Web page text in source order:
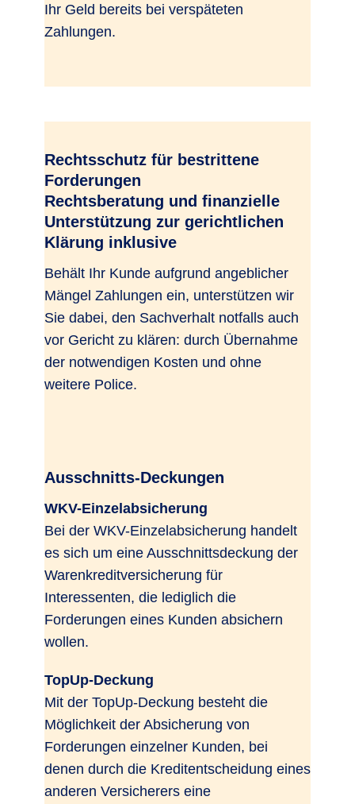
Ihr Geld bereits bei verspäteten
Zahlungen.
Rechtsschutz für bestrittene
Forderungen
Rechtsberatung und finanzielle
Unterstützung zur gerichtlichen
Klärung inklusive
Behält Ihr Kunde aufgrund angeblicher
Mängel Zahlungen ein, unterstützen wir
Sie dabei, den Sachverhalt notfalls auch
vor Gericht zu klären: durch Übernahme
der notwendigen Kosten und ohne
weitere Police.
Ausschnitts-Deckungen
WKV-Einzelabsicherung
Bei der WKV-Einzelabsicherung handelt
es sich um eine Ausschnittsdeckung der
Warenkreditversicherung für
Interessenten, die lediglich die
Forderungen eines Kunden absichern
wollen.
TopUp-Deckung
Mit der TopUp-Deckung besteht die
Möglichkeit der Absicherung von
Forderungen einzelner Kunden, bei
denen durch die Kreditentscheidung eines
anderen Versicherers eine